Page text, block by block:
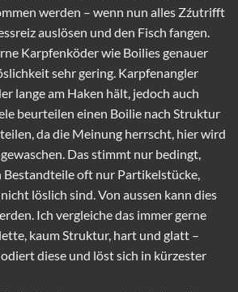
werden – wenn nun alles Zźutrifft
auslösen und den Fisch fangen.
Karpfenköder wie Boilies genauer
sehr gering. Karpfenangler
lange am Haken hält, jedoch auch
beurteilen einen Boilie nach Struktur
da die Meinung herrscht, hier wird
Das stimmt nur bedingt,
Bestandteile oft nur Partikelstücke,
löslich sind. Von aussen kann dies
Ich vergleiche das immer gerne
kaum Struktur, hart und glatt –
diese und löst sich in kürzester